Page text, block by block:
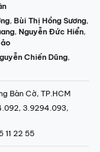
, Bùi Thị Hồng Sương,
, Nguyễn Đức Hiển,
Chiến Dũng,
Bàn Cờ, TP.HCM
3.9294.093,
11 22 55